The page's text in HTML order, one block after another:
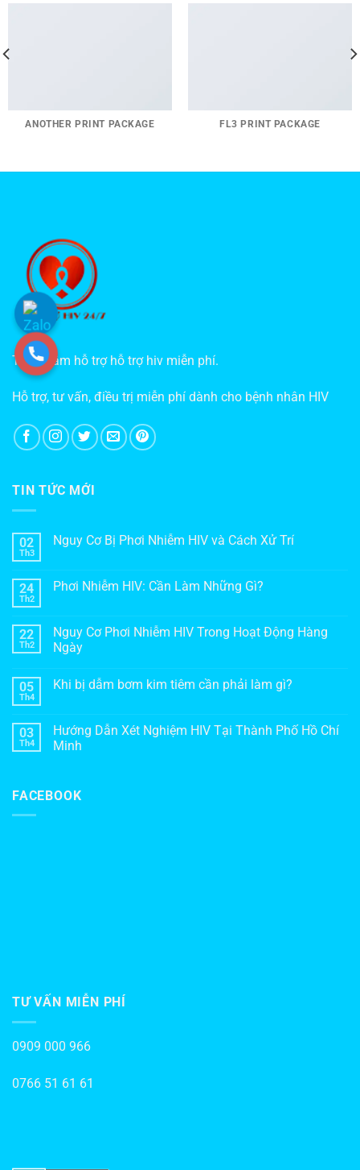
ANOTHER PRINT PACKAGE FL3 PRINT PACKAGE
Trung tâm hỗ trợ hỗ trợ hiv miễn phí.
Hỗ trợ, tư vấn, điều trị miễn phí dành cho bệnh nhân HIV
TIN TỨC MỚI
02
Th3
Nguy Cơ Bị Phơi Nhiễm HIV và Cách Xử Trí
24
Th2
Phơi Nhiễm HIV: Cần Làm Những Gì?
22
Th2
Nguy Cơ Phơi Nhiễm HIV Trong Hoạt Động Hàng
Ngày
05
Th4
Khi bị dẫm bơm kim tiêm cần phải làm gì?
03
Th4
Hướng Dẫn Xét Nghiệm HIV Tại Thành Phố Hồ Chí
Minh
FACEBOOK
TƯ VẤN MIỄN PHÍ
0909 000 966
0766 51 61 61